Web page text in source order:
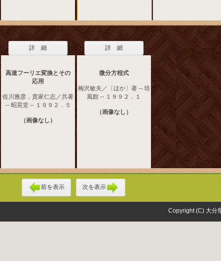
詳 細
高速フーリエ変換とその
応用
佐川雅彦，貴家仁志／共著
-- 昭晃堂 -- １９９２．５
（画像なし）
詳 細
微分方程式
梅沢敏夫／〔ほか〕著 -- 培
風館 -- １９９２．１
（画像なし）
前を表示 次を表示
Copyright (C) 大分